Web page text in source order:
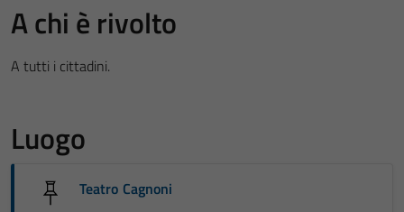
A chi è rivolto
A tutti i cittadini.
Luogo
Teatro Cagnoni